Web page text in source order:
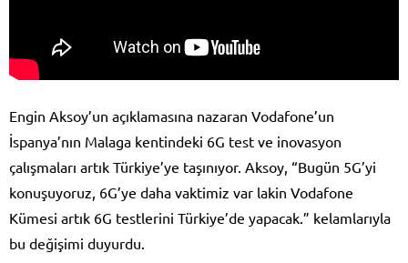
Engin Aksoy’un açıklamasına nazaran Vodafone’un
İspanya’nın Malaga kentindeki 6G test ve inovasyon
çalışmaları artık Türkiye’ye taşınıyor. Aksoy, “Bugün 5G’yi
konuşuyoruz, 6G’ye daha vaktimiz var lakin Vodafone
Kümesi artık 6G testlerini Türkiye’de yapacak.” kelamlarıyla
bu değişimi duyurdu.